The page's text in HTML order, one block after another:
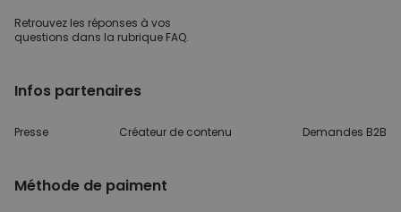
Retrouvez les réponses à vos
questions dans la rubrique FAQ.
Infos partenaires
Presse Créateur de contenu Demandes B2B
Méthode de paiment